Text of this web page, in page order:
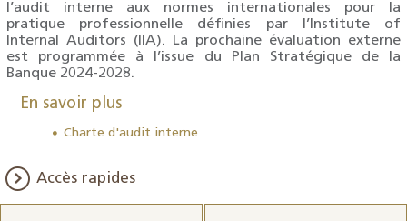
l’audit interne aux normes internationales pour la
pratique professionnelle définies par l’Institute of
Internal Auditors (IIA). La prochaine évaluation externe
est programmée à l’issue du Plan Stratégique de la
Banque 2024-2028.
En savoir plus
Charte d'audit interne
Accès rapides